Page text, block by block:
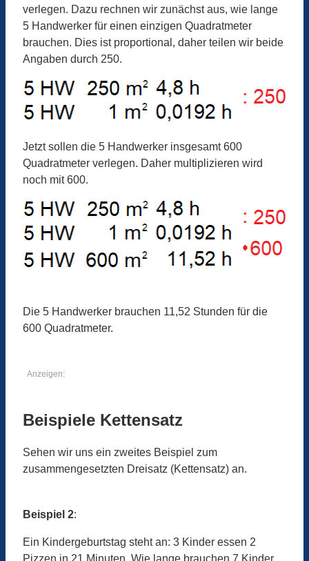
verlegen. Dazu rechnen wir zunächst aus, wie lange
5 Handwerker für einen einzigen Quadratmeter
brauchen. Dies ist proportional, daher teilen wir beide
Angaben durch 250.
Jetzt sollen die 5 Handwerker insgesamt 600
Quadratmeter verlegen. Daher multiplizieren wird
noch mit 600.
Die 5 Handwerker brauchen 11,52 Stunden für die
600 Quadratmeter.
Anzeigen:
Beispiele Kettensatz
Sehen wir uns ein zweites Beispiel zum
zusammengesetzten Dreisatz (Kettensatz) an.
Beispiel 2:
Ein Kindergeburtstag steht an: 3 Kinder essen 2